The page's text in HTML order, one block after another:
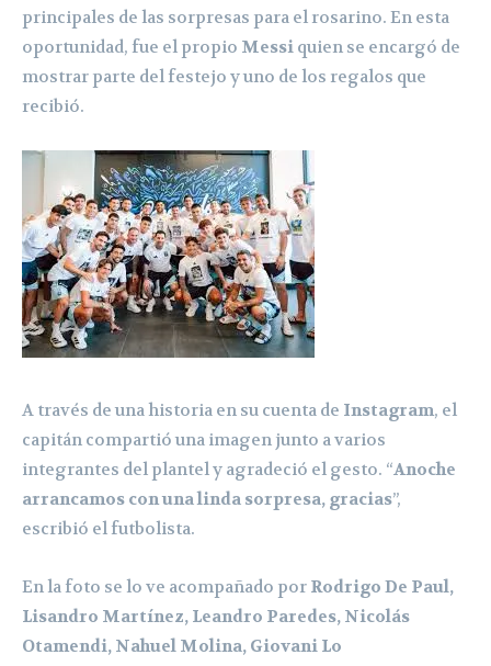
principales de las sorpresas para el rosarino. En esta
oportunidad, fue el propio Messi quien se encargó de
mostrar parte del festejo y uno de los regalos que
recibió.
A través de una historia en su cuenta de Instagram, el
capitán compartió una imagen junto a varios
integrantes del plantel y agradeció el gesto. “Anoche
arrancamos con una linda sorpresa, gracias”,
escribió el futbolista.
En la foto se lo ve acompañado por Rodrigo De Paul,
Lisandro Martínez, Leandro Paredes, Nicolás
Otamendi, Nahuel Molina, Giovani Lo